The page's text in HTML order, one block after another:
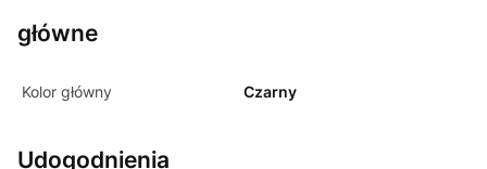
główne
Kolor główny Czarny
Udogodnienia